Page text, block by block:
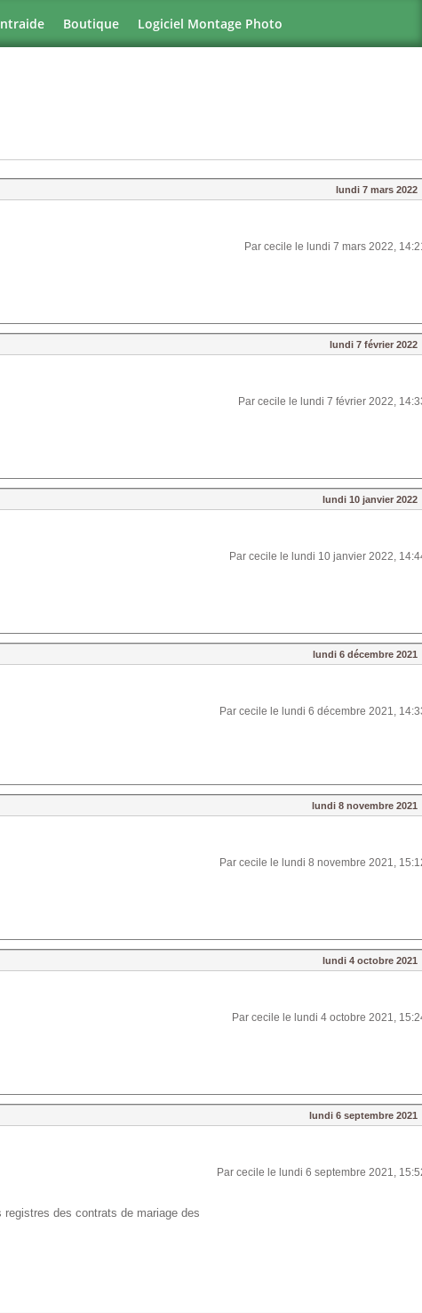
Boutique Logiciel Montage Photo
lundi 7 mars 2022
Par cecile le lundi 7 mars 2022,
lundi 7 février 2022
Par cecile le lundi 7 février 2022,
lundi 10 janvier 2022
Par cecile le lundi 10 janvier 2022,
lundi 6 décembre 2021
Par cecile le lundi 6 décembre 2021,
lundi 8 novembre 2021
Par cecile le lundi 8 novembre 2021,
lundi 4 octobre 2021
Par cecile le lundi 4 octobre 2021,
lundi 6 septembre 2021
Par cecile le lundi 6 septembre 2021,
des contrats de mariage des